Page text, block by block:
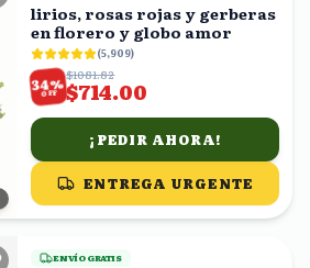
lirios, rosas rojas y gerberas
en florero y globo amor
(5,909)
34%
OFF
$1081.82
$714.00
¡PEDIR AHORA!
ENTREGA URGENTE
ENVÍO GRATIS